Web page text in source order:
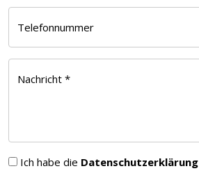
Telefonnummer
Nachricht *
Ich habe die Datenschutzerklärung